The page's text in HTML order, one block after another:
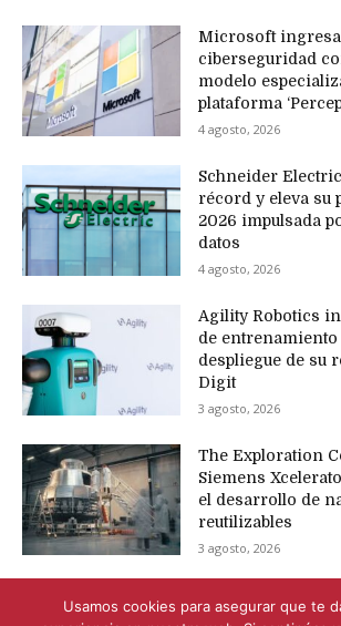
Microsoft
ciberseguridad
modelo
plataforma
4 agosto, 2026
Schneider
récord y eleva su
2026 impulsada
datos
4 agosto, 2026
Agility Robotics
de entrenamiento
despliegue de su
Digit
3 agosto, 2026
The Exploration
Siemens
el desarrollo de
reutilizables
3 agosto, 2026
Usamos cookies para asegurar que te